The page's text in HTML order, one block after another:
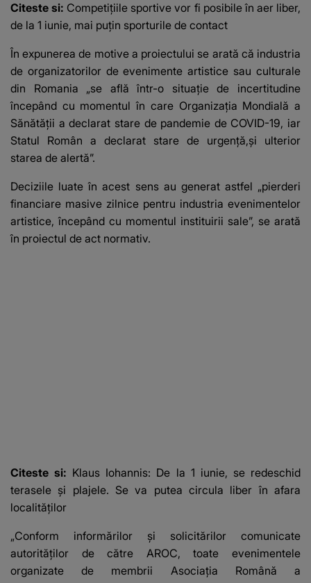
fanilor
Citeste si: Competiţiile sportive vor fi posibile în aer liber,
de la 1 iunie, mai puţin sporturile de contact
În expunerea de motive a proiectului se arată că industria
de organizatorilor de evenimente artistice sau culturale
din Romania „se află într-o situație de incertitudine
începând cu momentul în care Organizația Mondială a
Sănătății a declarat stare de pandemie de COVID-19, iar
Statul Român a declarat stare de urgență,și ulterior
starea de alertă”.
Deciziile luate în acest sens au generat astfel „pierderi
financiare masive zilnice pentru industria evenimentelor
artistice, începând cu momentul instituirii sale”, se arată
în proiectul de act normativ.
Citeste si: Klaus Iohannis: De la 1 iunie, se redeschid
terasele și plajele. Se va putea circula liber în afara
localităţilor
„Conform informărilor și solicitărilor comunicate
autorităților de către AROC, toate evenimentele
organizate de membrii Asociația Română a